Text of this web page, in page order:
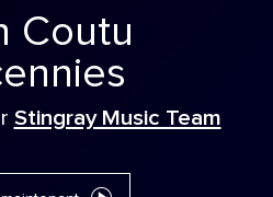
Coutu
Stingray Music Team